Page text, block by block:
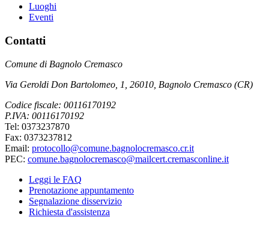
Luoghi
Eventi
Contatti
Comune di Bagnolo Cremasco
Via Geroldi Don Bartolomeo, 1, 26010, Bagnolo Cremasco (CR)
Codice fiscale: 00116170192
P.IVA: 00116170192
Tel: 0373237870
Fax: 0373237812
Email: protocollo@comune.bagnolocremasco.cr.it
PEC: comune.bagnolocremasco@mailcert.cremasconline.it
Leggi le FAQ
Prenotazione appuntamento
Segnalazione disservizio
Richiesta d'assistenza